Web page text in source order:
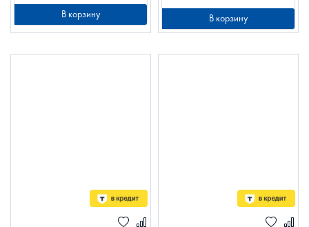
В корзину В корзину